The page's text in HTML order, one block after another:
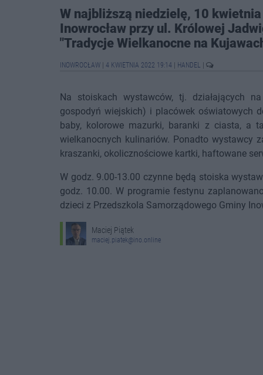
W najbliższą niedzielę, 10
Inowrocław przy ul. Królowej
"Tradycje Wielkanocne na
INOWROCŁAW 4 KWIETNIA 2022 19:14 HANDEL
Na stoiskach wystawców, tj. działających
gospodyń wiejskich) i placówek oświatowych
baby, kolorowe mazurki, baranki z ciasta, a
wielkanocnych kulinariów. Ponadto wystawcy
kraszanki, okolicznościowe kartki, haftowane
W godz. 9.00-13.00 czynne będą stoiska
godz. 10.00. W programie festynu
dzieci z Przedszkola Samorządowego Gminy
Maciej Piątek
maciej.piatek@ino.online